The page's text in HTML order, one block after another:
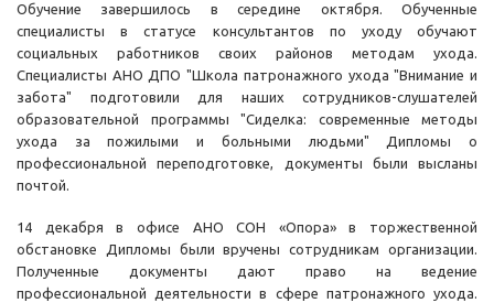
Обучение завершилось в середине октября. Обученные
специалисты в статусе консультантов по уходу обучают
социальных работников своих районов методам ухода.
Специалисты АНО ДПО "Школа патронажного ухода "Внимание и
забота" подготовили для наших сотрудников-слушателей
образовательной программы "Сиделка: современные методы
ухода за пожилыми и больными людьми" Дипломы о
профессиональной переподготовке, документы были высланы
почтой.
14 декабря в офисе АНО СОН «Опора» в торжественной
обстановке Дипломы были вручены сотрудникам организации.
Полученные документы дают право на ведение
профессиональной деятельности в сфере патронажного ухода.